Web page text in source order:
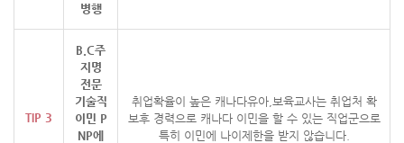
병행
TIP 3
B.C주
지명
전문
기술직
이민 P
NP에
취업확율이 높은 캐나다유아,보육교사는 취업처 확
보후 경력으로 캐나다 이민을 할 수 있는 직업군으로
특히 이민에 나이제한을 받지 않습니다.